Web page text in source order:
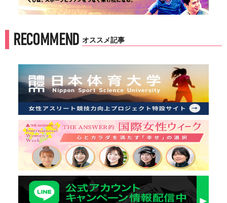
RECOMMEND オススメ記事